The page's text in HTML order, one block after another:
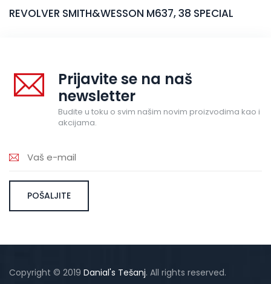
REVOLVER SMITH&WESSON M637, 38 SPECIAL
Prijavite se na naš
newsletter
Budite u toku o svim našim novim proizvodima kao i
akcijama.
Copyright © 2019 Danial's Tešanj. All rights reserved.